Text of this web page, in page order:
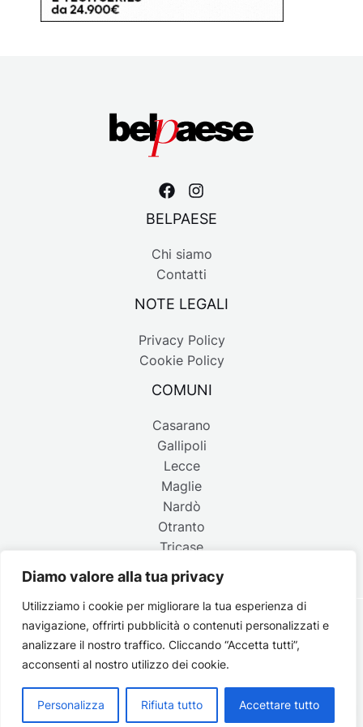
Diamo valore alla tua privacy
Utilizziamo i cookie per migliorare la tua esperienza di
navigazione, offrirti pubblicità o contenuti personalizzati e
analizzare il nostro traffico. Cliccando “Accetta tutti”,
acconsenti al nostro utilizzo dei cookie.
Personalizza Rifiuta tutto Accettare tutto
BELPAESE
Chi siamo
Contatti
NOTE LEGALI
Privacy Policy
Cookie Policy
COMUNI
Casarano
Gallipoli
Lecce
Maglie
Nardò
Otranto
Tricase
Copyright © 2026 Belpaese | Periodico d'informazione del
Salento - P.IVA 4637850753 - Testata registrata il 18 gennaio